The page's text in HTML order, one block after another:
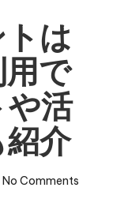
は
で
や活
介
No Comments